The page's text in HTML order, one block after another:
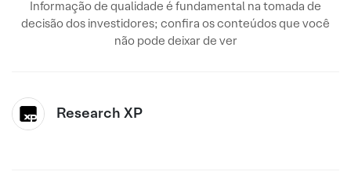
Informação de qualidade é fundamental na tomada de
decisão dos investidores; confira os conteúdos que você
não pode deixar de ver
Research XP